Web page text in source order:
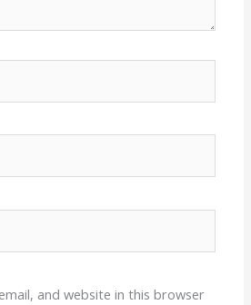
and website in this browser